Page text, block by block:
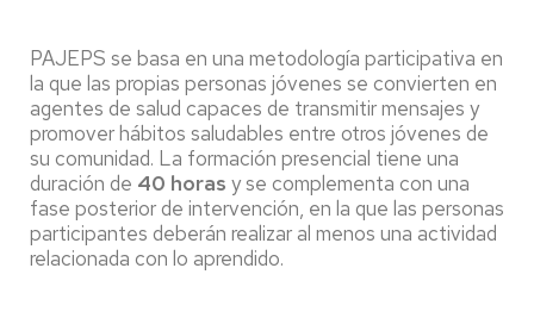
PAJEPS se basa en una metodología participativa en
la que las propias personas jóvenes se convierten en
agentes de salud capaces de transmitir mensajes y
promover hábitos saludables entre otros jóvenes de
su comunidad. La formación presencial tiene una
duración de 40 horas y se complementa con una
fase posterior de intervención, en la que las personas
participantes deberán realizar al menos una actividad
relacionada con lo aprendido.